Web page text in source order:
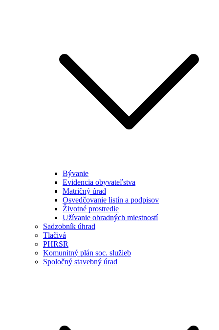
Bývanie
Evidencia obyvateľstva
Matričný úrad
Osvedčovanie listín a podpisov
Životné prostredie
Užívanie obradných miestností
Sadzobník úhrad
Tlačivá
PHRSR
Komunitný plán soc. služieb
Spoločný stavebný úrad